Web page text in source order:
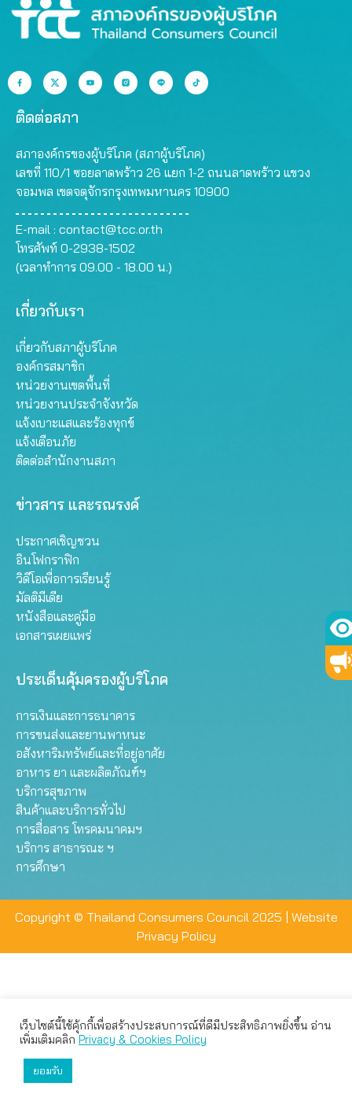
ติดต่อสภา
สภาองค์กรของผู้บริโภค (สภาผู้บริโภค)
เลขที่ 110/1 ซอยลาดพร้าว 26 แยก 1-2 ถนนลาดพร้าว แขวง
จอมพล เขตจตุจักรกรุงเทพมหานคร 10900
E-mail : contact@tcc.or.th
โทรศัพท์ 0-2938-1502
(เวลาทำการ 09.00 - 18.00 น.)
เกี่ยวกับเรา
เกี่ยวกับสภาผู้บริโภค
องค์กรสมาชิก
หน่วยงานเขตพื้นที่
หน่วยงานประจำจังหวัด
แจ้งเบาะแสและร้องทุกข์
แจ้งเตือนภัย
ติดต่อสำนักงานสภา
ข่าวสาร และรณรงค์
ประกาศเชิญชวน
อินโฟกราฟิก
วิดีโอเพื่อการเรียนรู้
มัลติมีเดีย
หนังสือและคู่มือ
เอกสารเผยแพร่
ประเด็นคุ้มครองผู้บริโภค
การเงินและการธนาคาร
การขนส่งและยานพาหนะ
อสังหาริมทรัพย์และที่อยู่อาศัย
อาหาร ยา และผลิตภัณฑ์ฯ
บริการสุขภาพ
สินค้าและบริการทั่วไป
การสื่อสาร โทรคมนาคมฯ
บริการ สาธารณะ ฯ
การศึกษา
Copyright © Thailand Consumers Council 2025 | Website
Privacy Policy
เว็บไซต์นี้ใช้คุ้กกี้เพื่อสร้างประสบการณ์ที่ดีมีประสิทธิภาพยิ่งขึ้น อ่าน
เพิ่มเติมคลิกPrivacy & Cookies Policy
ยอมรับ
เว็บไซต์นี้ใช้คุกกี้เพื่อมอบประสบการณ์การใช้งานที่ดีให้แก่ท่าน คุณ
สามารถเลือกตั้งค่าความเป็นส่วนตัวได้
ยอมรับทั้งหมด